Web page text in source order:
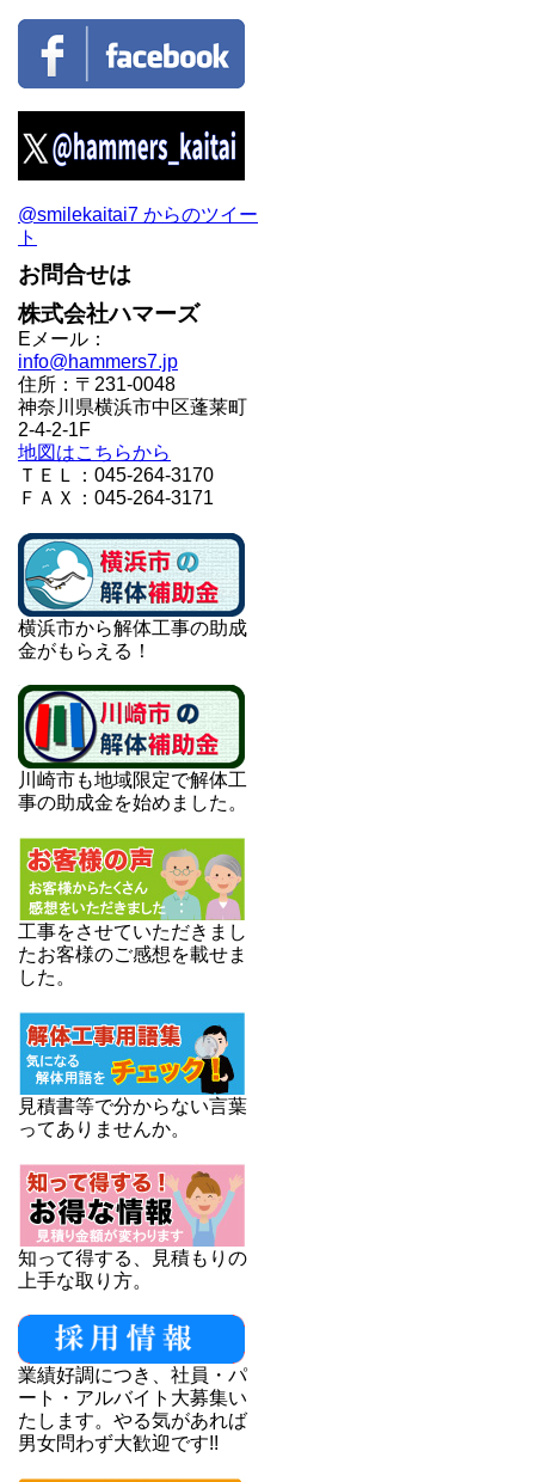
@smilekaitai7 からのツイー
ト
お問合せは
株式会社ハマーズ
Eメール：
info@hammers7.jp
住所：〒231-0048
神奈川県横浜市中区蓬莱町
2-4-2-1F
地図はこちらから
ＴＥＬ：045-264-3170
ＦＡＸ：045-264-3171
横浜市から解体工事の助成
金がもらえる！
川崎市も地域限定で解体工
事の助成金を始めました。
工事をさせていただきまし
たお客様のご感想を載せま
した。
見積書等で分からない言葉
ってありませんか。
知って得する、見積もりの
上手な取り方。
業績好調につき、社員・パ
ート・アルバイト大募集い
たします。やる気があれば
男女問わず大歓迎です!!